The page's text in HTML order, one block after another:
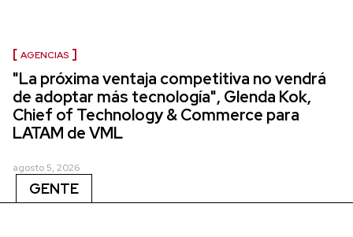
AGENCIAS
"La próxima ventaja competitiva no vendrá
de adoptar más tecnología", Glenda Kok,
Chief of Technology & Commerce para
LATAM de VML
agosto 5, 2026
GENTE